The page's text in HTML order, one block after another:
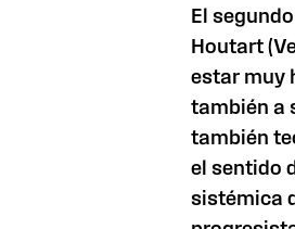
El
Houtart
estar muy
también a
también
el sentido
sistémica